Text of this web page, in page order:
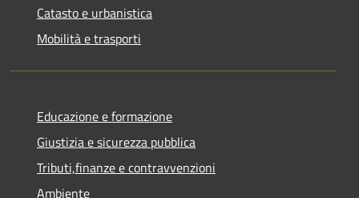
Catasto e urbanistica
Mobilità e trasporti
Educazione e formazione
Giustizia e sicurezza pubblica
Tributi,finanze e contravvenzioni
Ambiente